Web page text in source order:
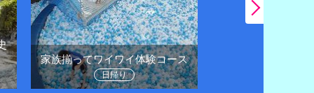
家族揃ってワイワイ体験コース
日帰り